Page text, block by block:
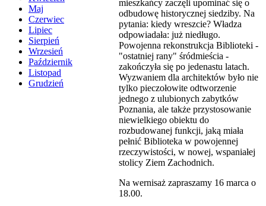
Maj
Czerwiec
Lipiec
Sierpień
Wrzesień
Październik
Listopad
Grudzień
mieszkańcy zaczęli upominać się o
odbudowę historycznej siedziby. Na
pytania: kiedy wreszcie? Władza
odpowiadała: już niedługo.
Powojenna rekonstrukcja Biblioteki -
"ostatniej rany" śródmieścia -
zakończyła się po jedenastu latach.
Wyzwaniem dla architektów było nie
tylko pieczołowite odtworzenie
jednego z ulubionych zabytków
Poznania, ale także przystosowanie
niewielkiego obiektu do
rozbudowanej funkcji, jaką miała
pełnić Biblioteka w powojennej
rzeczywistości, w nowej, wspaniałej
stolicy Ziem Zachodnich.
Na wernisaż zapraszamy 16 marca o
18.00.